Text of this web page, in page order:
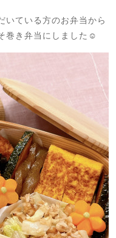
いている方のお弁当から
巻き弁当にしました☺️